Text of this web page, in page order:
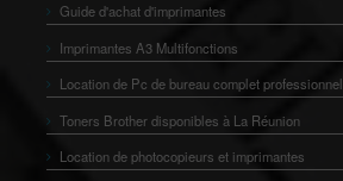
Guide d'achat d'imprimantes
Imprimantes A3 Multifonctions
Location de Pc de bureau complet professionnel
Toners Brother disponibles à La Réunion
Location de photocopieurs et imprimantes